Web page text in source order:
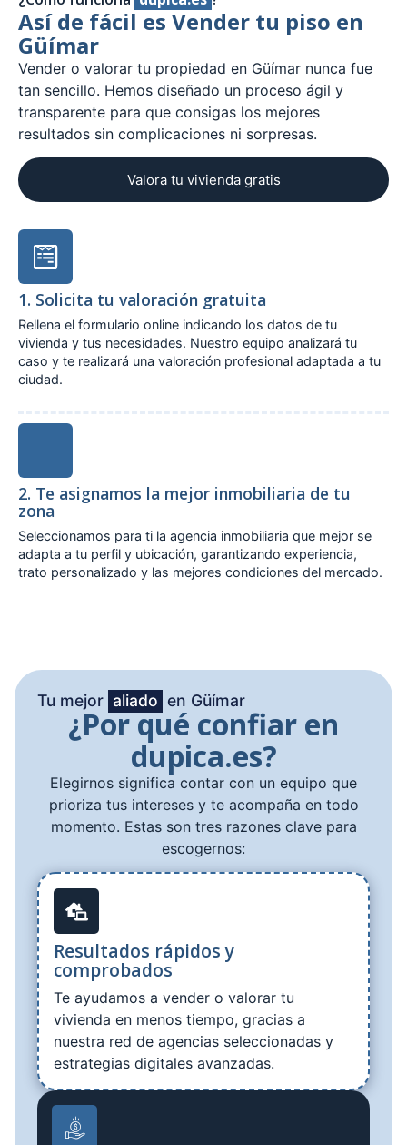
Así de fácil es Vender tu piso en
Güímar
Vender o valorar tu propiedad en Güímar nunca fue
tan sencillo. Hemos diseñado un proceso ágil y
transparente para que consigas los mejores
resultados sin complicaciones ni sorpresas.
Valora tu vivienda gratis
1. Solicita tu valoración gratuita
Rellena el formulario online indicando los datos de tu
vivienda y tus necesidades. Nuestro equipo analizará tu
caso y te realizará una valoración profesional adaptada a tu
ciudad.
2. Te asignamos la mejor inmobiliaria de tu
zona
Seleccionamos para ti la agencia inmobiliaria que mejor se
adapta a tu perfil y ubicación, garantizando experiencia,
trato personalizado y las mejores condiciones del mercado.
Tu mejor aliado en Güímar
¿Por qué confiar en
dupica.es?
Elegirnos significa contar con un equipo que
prioriza tus intereses y te acompaña en todo
momento. Estas son tres razones clave para
escogernos:
Resultados rápidos y
comprobados
Te ayudamos a vender o valorar tu
vivienda en menos tiempo, gracias a
nuestra red de agencias seleccionadas y
estrategias digitales avanzadas.